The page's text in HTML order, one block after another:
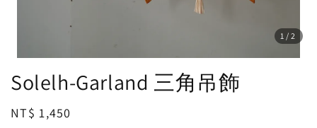
1 /2
Solelh-Garland 三角吊飾
Regular
NT$ 1,450